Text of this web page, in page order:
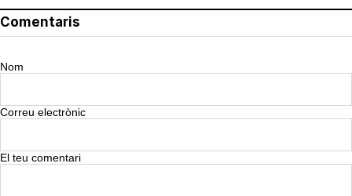
Comentaris
Nom
Correu electrònic
El teu comentari